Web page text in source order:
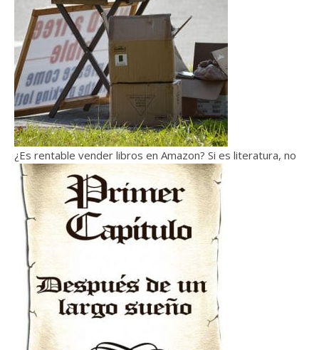
¿Es rentable vender libros en Amazon? Si es literatura, no